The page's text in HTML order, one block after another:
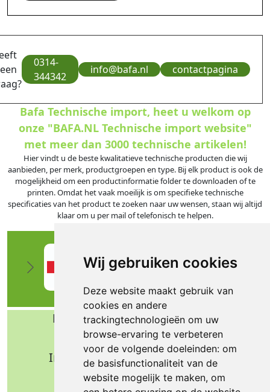
Wij gebruiken cookies
Deze website maakt gebruik van
cookies en andere
trackingtechnologieën om uw
browse-ervaring te verbeteren
voor de volgende doeleinden: om
de basisfunctionaliteit van de
website mogelijk te maken, om
0314-
344342
info@bafa.nl contactpagina
Bafa Technische import, heet u welkom op
onze "BAFA.NL Technische import website"
met meer dan 3000 technische artikelen!
Hier vindt u de beste kwalitatieve technische producten die wij
aanbieden, per merk, productgroepen en type. Bij elk product is ook de
mogelijkheid om een productinformatie folder te downloaden of te
printen. Omdat het vaak moeilijk is om specifieke technische
specificaties van het product te zoeken naar uw wensen, staan wij altijd
klaar om u per mail of telefonisch te helpen.
Bafa b.v. Technische import
Nijverheidsweg 11
Industrieterrein Verheulsweide
7005 AS Doetinchem